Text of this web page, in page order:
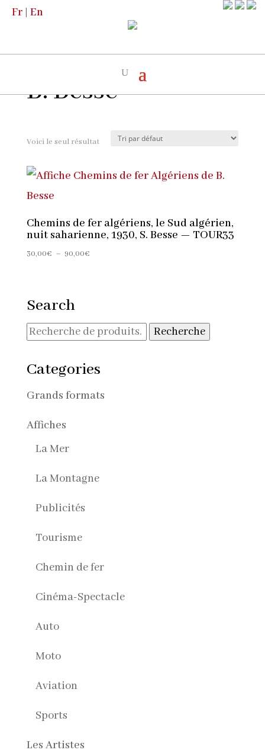
Fr | En
B. Besse
Voici le seul résultat
Chemins de fer algériens, le Sud algérien,
nuit saharienne, 1930, S. Besse — TOUR33
30,00€ – 90,00€Plage
90,00€
Search
Recherche
Recherche
Categories
Grands formats
Affiches
La Mer
La Montagne
Publicités
Tourisme
Chemin de fer
Cinéma-Spectacle
Auto
Moto
Aviation
Sports
Les Artistes